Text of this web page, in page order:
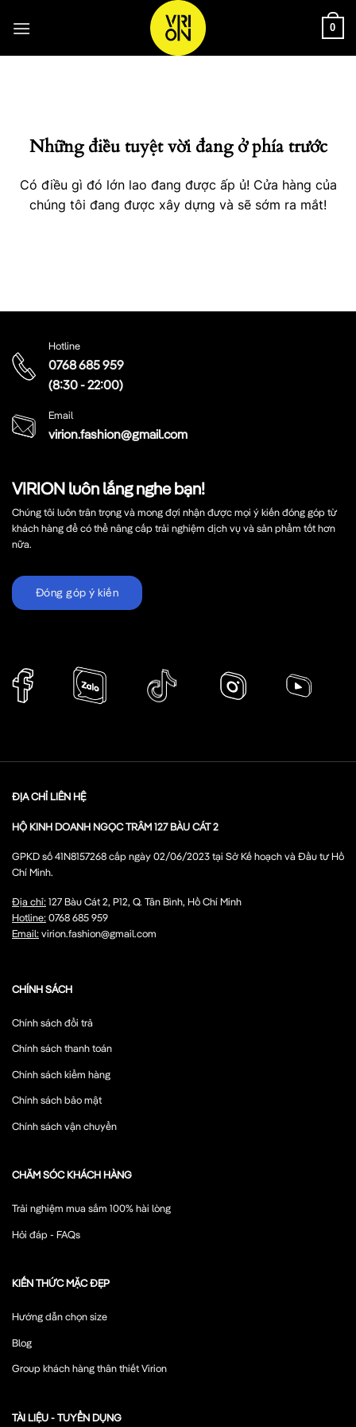
qua
0
Những điều tuyệt vời đang ở phía trước
Có điều gì đó lớn lao đang được ấp ủ! Cửa hàng của
chúng tôi đang được xây dựng và sẽ sớm ra mắt!
VIRION luôn lắng nghe bạn!
Chúng tôi luôn trân trọng và mong đợi nhận được mọi ý kiến đóng góp từ
khách hàng để có thể nâng cấp trải nghiệm dịch vụ và sản phẩm tốt hơn
nữa.
Đóng góp ý kiến
Hotline
0768 685 959
(8:30 - 22:00)
Email
virion.fashion@gmail.com
ĐỊA CHỈ LIÊN HỆ
HỘ KINH DOANH NGỌC TRÂM 127 BÀU CÁT 2
GPKD số 41N8157268 cấp ngày 02/06/2023 tại Sở Kế hoạch và Đầu tư Hồ
Chí Minh.
Địa chỉ:127 Bàu Cát 2, P12, Q. Tân Bình, Hồ Chí Minh
Hotline:0768 685 959
Email:virion.fashion@gmail.com
CHÍNH SÁCH
Chính sách đổi trả
Chính sách thanh toán
Chính sách kiểm hàng
Chính sách bảo mật
Chính sách vận chuyển
CHĂM SÓC KHÁCH HÀNG
Trải nghiệm mua sắm 100% hài lòng
Hỏi đáp - FAQs
KIẾN THỨC MẶC ĐẸP
Hướng dẫn chọn size
Blog
Group khách hàng thân thiết Virion
TÀI LIỆU - TUYỂN DỤNG